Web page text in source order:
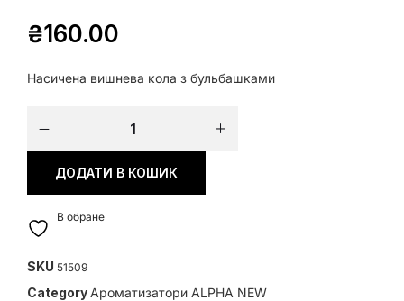
₴160.00
Насичена вишнева кола з бульбашками
ДОДАТИ В КОШИК
В обране
SKU 51509
Category Ароматизатори ALPHA NEW